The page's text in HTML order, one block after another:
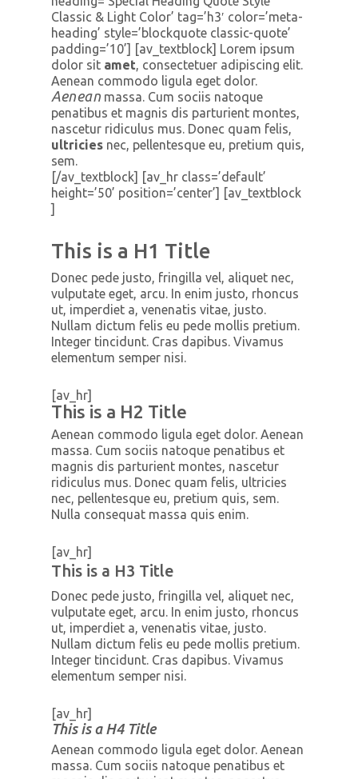
Classic & Light Color’ tag=’h3′ color=’meta-
heading’ style=’blockquote classic-quote’
padding=’10’] [av_textblock] Lorem ipsum
dolor sit amet, consectetuer adipiscing elit.
Aenean commodo ligula eget dolor.
Aenean massa. Cum sociis natoque
penatibus et magnis dis parturient montes,
nascetur ridiculus mus. Donec quam felis,
ultricies nec, pellentesque eu, pretium quis,
sem.
[/av_textblock] [av_hr class=’default’
height=’50’ position=’center’] [av_textblock
]
This is a H1 Title
Donec pede justo, fringilla vel, aliquet nec,
vulputate eget, arcu. In enim justo, rhoncus
ut, imperdiet a, venenatis vitae, justo.
Nullam dictum felis eu pede mollis pretium.
Integer tincidunt. Cras dapibus. Vivamus
elementum semper nisi.
[av_hr]
This is a H2 Title
Aenean commodo ligula eget dolor. Aenean
massa. Cum sociis natoque penatibus et
magnis dis parturient montes, nascetur
ridiculus mus. Donec quam felis, ultricies
nec, pellentesque eu, pretium quis, sem.
Nulla consequat massa quis enim.
[av_hr]
This is a H3 Title
Donec pede justo, fringilla vel, aliquet nec,
vulputate eget, arcu. In enim justo, rhoncus
ut, imperdiet a, venenatis vitae, justo.
Nullam dictum felis eu pede mollis pretium.
Integer tincidunt. Cras dapibus. Vivamus
elementum semper nisi.
[av_hr]
This is a H4 Title
Aenean commodo ligula eget dolor. Aenean
massa. Cum sociis natoque penatibus et